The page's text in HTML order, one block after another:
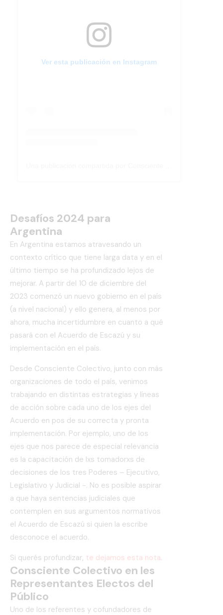
Ver esta publicación en Instagram
Desafíos 2024 para
Argentina
En Argentina estamos atravesando un
contexto crítico que tiene larga data y en el
último tiempo se ha profundizado lejos de
mejorar. A partir del 10 de diciembre del
2023 comenzó un nuevo gobierno en el país
(a nivel nacional) y ello genera, al menos por
ahora, mucha incertidumbre en cuanto a qué
pasará con el Acuerdo de Escazú y su
implementación en el país.
Desde Consciente Colectivo, junto con más
organizaciones de todo el país, venimos
trabajando en distintas estrategias y líneas
de acción sobre cada uno de los ejes del
Acuerdo en pos de su correcta y pronta
implementación. Por ejemplo, uno de los
ejes que nos parece de especial relevancia
es la capacitación de lxs tomadorxs de
decisiones de los tres Poderes – Ejecutivo,
Legislativo y Judicial -. No es posible aspirar
a que haya sentencias judiciales que
contemplen en sus argumentos normativos
el Acuerdo de Escazú si quien la escribe
desconoce el acuerdo.
Si querés profundizar, te dejamos esta nota.
Consciente Colectivo en les
Representantes Electos del
Público
Uno de los referentes y cofundadores de